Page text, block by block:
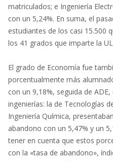
matriculados; e Ingeniería
con un 5,24%. En suma, el
estudiantes de los casi 15.500
los 41 grados que imparte la
El grado de Economía fue
porcentualmente más
con un 9,18%, seguida de
ingenierías: la de Tecnologías
Ingeniería Química,
abandono con un 5,47% y un
tener en cuenta que estos
con la «tasa de abandono»,